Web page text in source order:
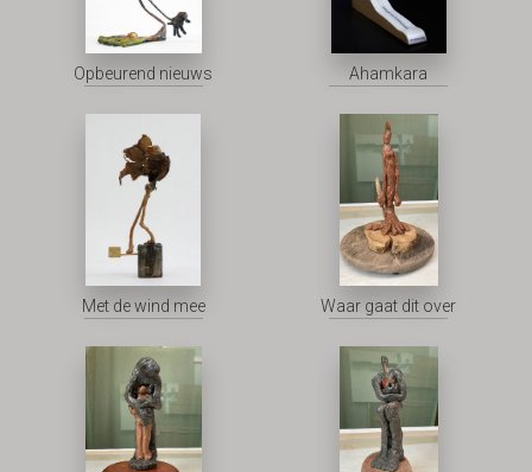
Opbeurend nieuws Ahamkara
Met de wind mee Waar gaat dit over